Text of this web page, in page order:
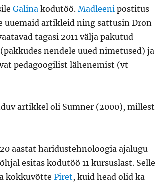
Galinakodutöö. Madleenipostitus
uuemaid artikleid ning sattusin Dron
tagasi 2011 välja pakutud
nendele uued nimetused) ja
pedagoogilist lähenemist (vt
artikkel oli Sumner (2000), millest
aastat haridustehnoloogia ajalugu
esitas kodutöö 11 kursuslast. Selle
kokkuvõtte Piret, kuid head olid ka